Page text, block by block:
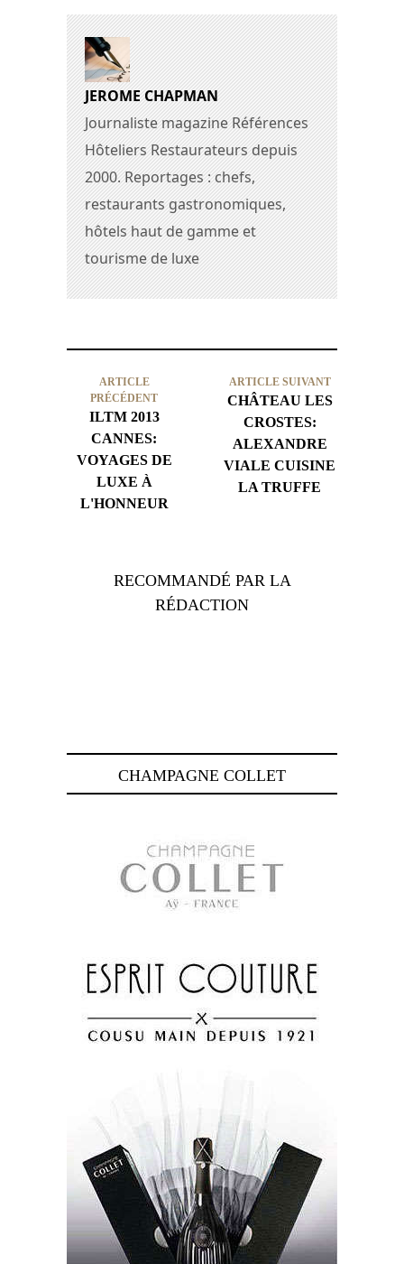
JEROME CHAPMAN
Journaliste magazine Références
Hôteliers Restaurateurs depuis
2000. Reportages : chefs,
restaurants gastronomiques,
hôtels haut de gamme et
tourisme de luxe
ARTICLE
PRÉCÉDENT
ILTM 2013
CANNES:
VOYAGES DE
LUXE À
L'HONNEUR
ARTICLE SUIVANT
CHÂTEAU LES
CROSTES:
ALEXANDRE
VIALE CUISINE
LA TRUFFE
RECOMMANDÉ PAR LA
RÉDACTION
CHAMPAGNE COLLET